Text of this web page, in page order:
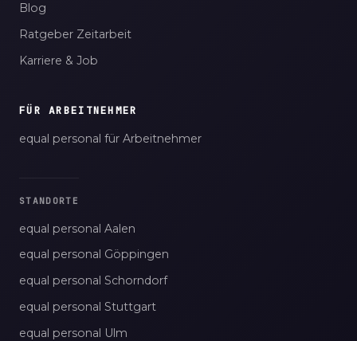
Blog
Ratgeber Zeitarbeit
Karriere & Job
FÜR ARBEITNEHMER
equal personal für Arbeitnehmer
STANDORTE
equal personal Aalen
equal personal Göppingen
equal personal Schorndorf
equal personal Stuttgart
equal personal Ulm